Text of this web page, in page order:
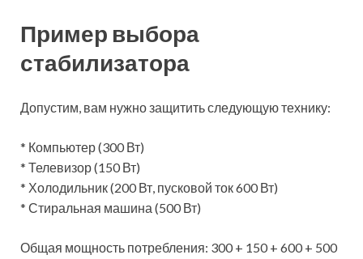
Пример выбора
стабилизатора
Допустим, вам нужно защитить следующую технику:
* Компьютер (300 Вт)
* Телевизор (150 Вт)
* Холодильник (200 Вт, пусковой ток 600 Вт)
* Стиральная машина (500 Вт)
Общая мощность потребления: 300 + 150 + 600 + 500